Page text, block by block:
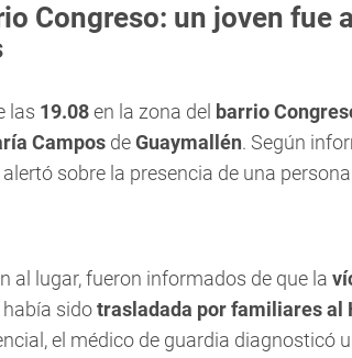
Congreso: un joven fue
las 19.08en la zona del barrio
Campos deGuaymallén. Según
alertó sobre la presencia de una
al lugar, fueron informados de que la
había sidotrasladada por familiares al
el médico de guardia diagnosticó